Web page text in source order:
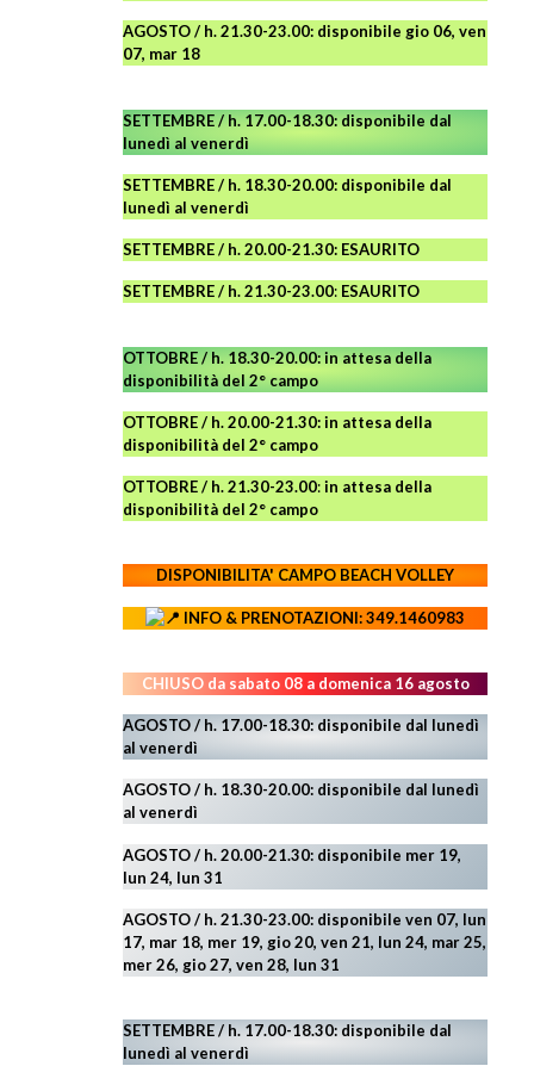
AGOSTO/ h. 21.30-23.00: disponibile gio 06, ven
07, mar 18
SETTEMBRE / h. 17.00-18.30: disponibile dal
lunedì al venerdì
SETTEMBRE / h. 18.30-20.00: disponibile dal
lunedì al venerdì
SETTEMBRE / h. 20.00-21.30: ESAURITO
SETTEMBRE / h. 21.30-23.00: ESAURITO
OTTOBRE / h. 18.30-20.00:in attesa della
disponibilità del 2° campo
OTTOBRE / h. 20.00-21.30:in attesa della
disponibilità del 2° campo
OTTOBRE / h. 21.30-23.00:in attesa della
disponibilità del 2° campo
DISPONIBILITA' CAMPOBEACH VOLLEY
INFO & PRENOTAZIONI: 349.1460983
CHIUSO da sabato 08 a domenica 16 agosto
AGOSTO / h. 17.00-18.30: disponibile dal lunedì
al venerdì
AGOSTO/ h. 18.30-20.00: disponibile dal lunedì
al venerdì
AGOSTO / h. 20.00-21.30: disponibile mer 19,
lun 24, lun 31
AGOSTO/ h. 21.30-23.00: disponibile ven 07, lun
17, mar 18, mer 19, gio 20, ven 21, lun 24, mar 25,
mer 26, gio 27, ven 28, lun 31
SETTEMBRE / h. 17.00-18.30: disponibile dal
lunedì al venerdì